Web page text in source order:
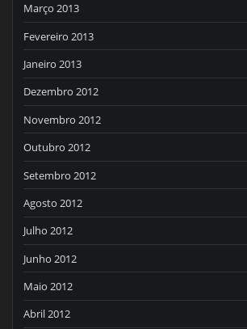
Março 2013
Fevereiro 2013
Janeiro 2013
Dezembro 2012
Novembro 2012
Outubro 2012
Setembro 2012
Agosto 2012
Julho 2012
Junho 2012
Maio 2012
Abril 2012